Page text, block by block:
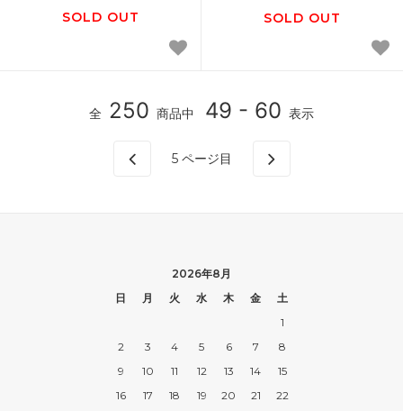
SOLD OUT SOLD OUT
全 250 商品中 49 - 60 表示
5 ページ目
2026年8月
日
月 火 水 木 金
土
1
2
3 4 5 6 7
8
9
10 11 12 13 14
15
16
17 18 19 20 21
22